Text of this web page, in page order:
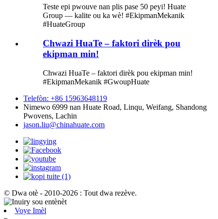
Teste epi pwouve nan plis pase 50 peyi! Huate
Group — kalite ou ka wè! #EkipmanMekanik
#HuateGroup
Chwazi HuaTe – faktori dirèk pou
ekipman min!
Chwazi HuaTe – faktori dirèk pou ekipman min!
#EkipmanMekanik #GwoupHuate
Telefòn: +86 15963648119
Nimewo 6999 nan Huate Road, Linqu, Weifang, Shandong
Pwovens, Lachin
jason.liu@chinahuate.com
© Dwa otè - 2010-2026 : Tout dwa rezève.
Voye Imèl